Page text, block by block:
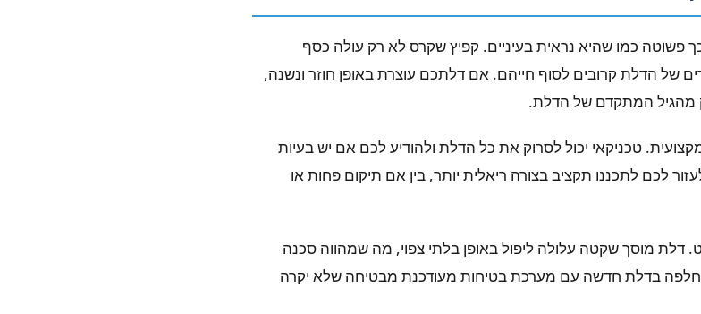
פשוטה כמו שהיא נראית בעיניים. קפיץ שקרס לא רק עולה כסף
של הדלת קרובים לסוף חייהם. אם דלתכם עוצרת באופן חוזר ונשנה,
מהגיל המתקדם של הדלת.
טכניקאי יכול לסרוק את כל הדלת ולהודיע לכם אם יש בעיות
לכם לתכננו תקציב בצורה ריאלית יותר, בין אם תיקום פחות או
דלת מוסך שקטה עלולה ליפול באופן בלתי צפוי, מה שמהווה סכנה
בדלת חדשה עם מערכת בטיחות מעודכנת מבטיחה שלא יקרה